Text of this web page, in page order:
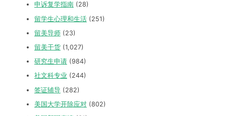
申诉复学指南 (28)
留学生心理和生活 (251)
留美导师 (23)
留美干货 (1,027)
研究生申请 (984)
社文科专业 (244)
签证辅导 (282)
美国大学开除应对 (802)